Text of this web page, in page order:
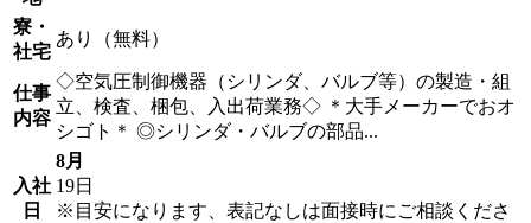
寮・
社宅
あり（無料）
仕事
内容
◇空気圧制御機器（シリンダ、バルブ等）の製造・組
立、検査、梱包、入出荷業務◇ ＊大手メーカーでおオ
シゴト＊ ◎シリンダ・バルブの部品...
入社
日
8月
19日
※目安になります、表記なしは面接時にご相談くださ